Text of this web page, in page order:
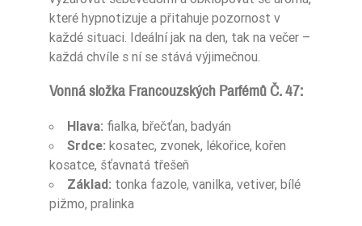
které hypnotizuje a přitahuje pozornost v
každé situaci. Ideální jak na den, tak na večer –
každá chvíle s ní se stává výjimečnou.
Vonná složka Francouzských Parfémů Č. 47:
Hlava: fialka, břečťan, badyán
Srdce: kosatec, zvonek, lékořice, kořen
kosatce, šťavnatá třešeň
Základ: tonka fazole, vanilka, vetiver, bílé
pižmo, pralinka
Pora Roku Jesień
Sugerowane Uży
Cie
Na wieczór
Intensywność Ciężki
Nuty Głowy anyż
Nuty Głowy
Nuty Głowy